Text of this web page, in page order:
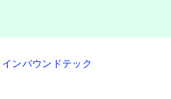
インバウンドテック